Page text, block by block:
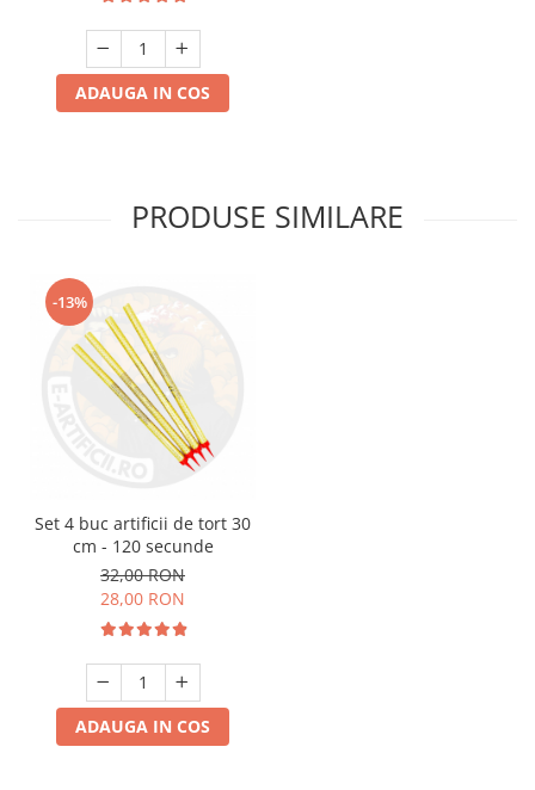
ADAUGA IN COS
PRODUSE SIMILARE
-13%
Set 4 buc artificii de tort 30
cm - 120 secunde
32,00 RON
28,00 RON
ADAUGA IN COS